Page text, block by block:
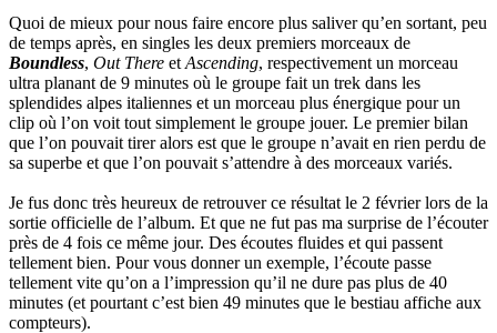
Quoi de mieux pour nous faire encore plus saliver qu’en sortant, peu
de temps après, en singles les deux premiers morceaux de
Boundless, Out There et Ascending, respectivement un morceau
ultra planant de 9 minutes où le groupe fait un trek dans les
splendides alpes italiennes et un morceau plus énergique pour un
clip où l’on voit tout simplement le groupe jouer. Le premier bilan
que l’on pouvait tirer alors est que le groupe n’avait en rien perdu de
sa superbe et que l’on pouvait s’attendre à des morceaux variés.
Je fus donc très heureux de retrouver ce résultat le 2 février lors de la
sortie officielle de l’album. Et que ne fut pas ma surprise de l’écouter
près de 4 fois ce même jour. Des écoutes fluides et qui passent
tellement bien. Pour vous donner un exemple, l’écoute passe
tellement vite qu’on a l’impression qu’il ne dure pas plus de 40
minutes (et pourtant c’est bien 49 minutes que le bestiau affiche aux
compteurs).